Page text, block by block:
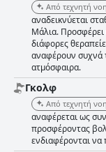
όμορφη θέα στη
με εξαιρετικές
αποτελούν κορυφαίο
εξωτερικούς και
Η ιδιωτική παραλία
ξενοδοχείο είναι
και χώρους φιλικούς
πισίνες προσφέρουν
το Ikaros Beach,
βαθμολογία για την
συντηρημένα
πολυτέλεια.
Από τεχνητή
αναδεικνύεται
Μάλια. Προσφέρει
διάφορες
αναφέρουν συχνά
ατμόσφαιρα.
Γκολφ
Από τεχνητή
αναφέρεται ως
προσφέροντας
ενδιαφέρονται